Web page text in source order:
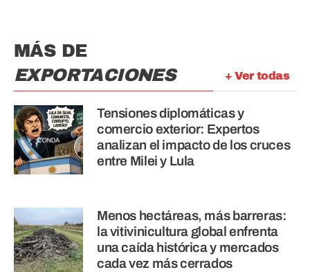
+ Ver todas
MÁS DE
EXPORTACIONES
Tensiones diplomáticas y
comercio exterior: Expertos
analizan el impacto de los cruces
entre Milei y Lula
Menos hectáreas, más barreras:
la vitivinicultura global enfrenta
una caída histórica y mercados
cada vez más cerrados